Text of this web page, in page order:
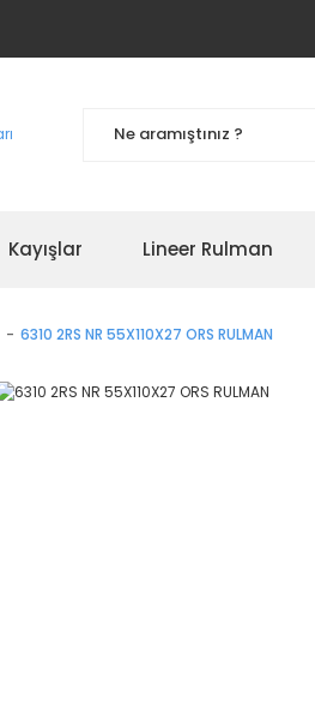
Kayışlar Lineer Rulman
6310 2RS NR 55X110X27 ORS RULMAN